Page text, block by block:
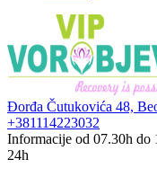
Đorđa Čutukovića 48,
+381114223032
Informacije od 07.30h do
24h